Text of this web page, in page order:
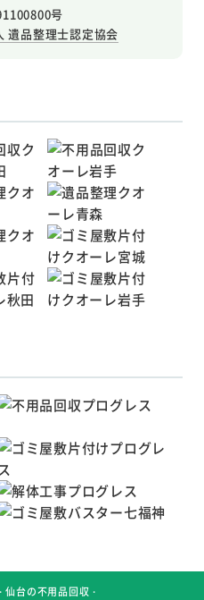
号
遺品整理士認定協会
仙台の不用品回収・